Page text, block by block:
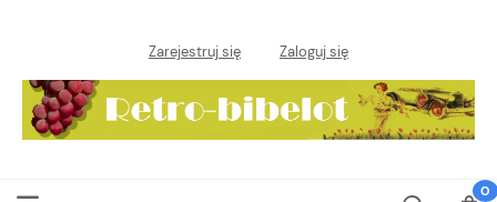
Zarejestruj się Zaloguj się